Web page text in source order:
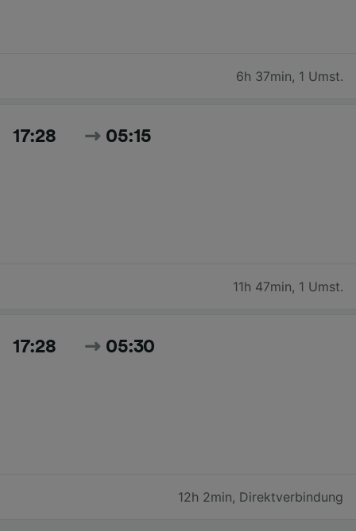
6h 37min, 1 Umst.
17:28 05:15
11h 47min, 1 Umst.
17:28 05:30
12h 2min, Direktverbindung